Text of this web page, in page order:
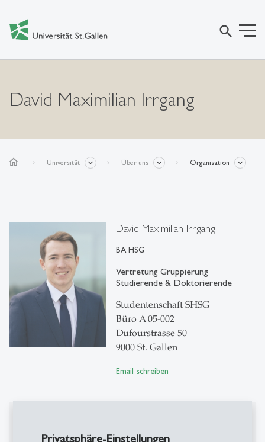
Privatsphäre-Einstellungen
search
David Maximilian Irrgang
home Universität Über uns Organisation
David Maximilian Irrgang
BA HSG
Vertretung Gruppierung
Studierende & Doktorierende
Studentenschaft SHSG
Büro A 05-002
Dufourstrasse 50
9000 St. Gallen
Email schreiben